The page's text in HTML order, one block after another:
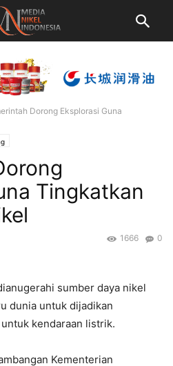
Dorong Eksplorasi Guna
Tingkatkan
0
1666
sumber daya nikel
dunia untuk dijadikan
kendaraan listrik.
Kementerian